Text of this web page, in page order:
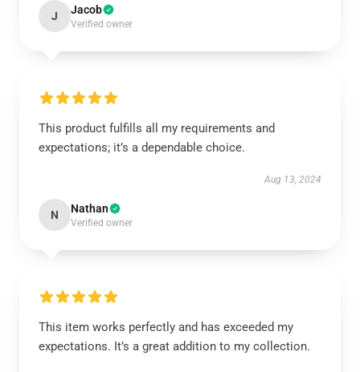
J Jacob
Verified owner
This product fulfills all my requirements and
expectations; it’s a dependable choice.
Aug 13, 2024
N Nathan
Verified owner
This item works perfectly and has exceeded my
expectations. It’s a great addition to my collection.